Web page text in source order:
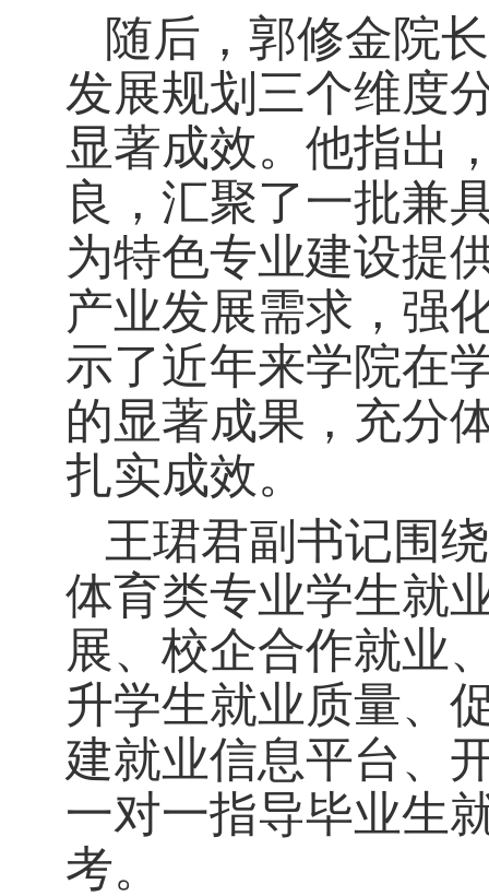
随后，郭修金院
发展规划三个维度
显著成效。他指出
良，汇聚了一批兼
为特色专业建设提
产业发展需求，强
示了近年来学院在
的显著成果，充分
扎实成效。
王珺君副书记围
体育类专业学生就
展、校企合作就业
升学生就业质量、
建就业信息平台、
一对一指导毕业生
考。